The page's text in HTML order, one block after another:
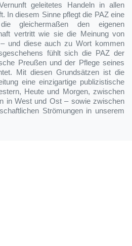
geleitetes Handeln in allen
In diesem Sinne pflegt die PAZ eine
gleichermaßen den eigenen
vertritt wie sie die Meinung von
und diese auch zu Wort kommen
fühlt sich die PAZ der
Preußen und der Pflege seines
Mit diesen Grundsätzen ist die
eine einzigartige publizistische
Heute und Morgen, zwischen
in West und Ost – sowie zwischen
Strömungen in unserem